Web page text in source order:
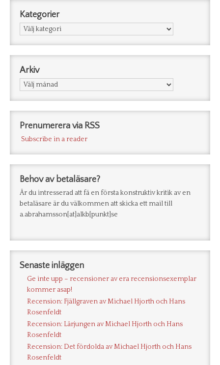
Kategorier
Kategorier
Arkiv
Arkiv
Prenumerera via RSS
Subscribe in a reader
Behov av betaläsare?
Är du intresserad att få en första konstruktiv kritik av en
betaläsare är du välkommen att skicka ett mail till
a.abrahamsson[at]alkb[punkt]se
Senaste inläggen
Ge inte upp – recensioner av era recensionsexemplar
kommer asap!
Recension: Fjällgraven av Michael Hjorth och Hans
Rosenfeldt
Recension: Lärjungen av Michael Hjorth och Hans
Rosenfeldt
Recension: Det fördolda av Michael Hjorth och Hans
Rosenfeldt